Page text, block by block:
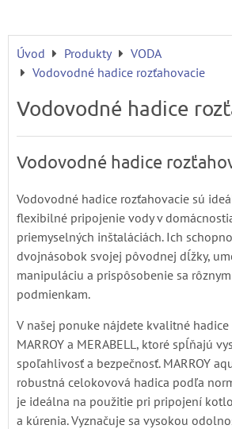
Úvod Produkty
VODA
Vodovodné hadice rozťahovacie
Vodovodné hadice
Vodovodné hadice
Vodovodné hadice rozťahovacie sú
flexibilné pripojenie vody v
priemyselných inštaláciách. Ich
dvojnásobok svojej pôvodnej dĺžky,
manipuláciu a prispôsobenie sa
podmienkam.
V našej ponuke nájdete kvalitné hadice
MARROY a MERABELL, ktoré spĺňajú
spoľahlivosť a bezpečnosť. MARROY
robustná celokovová hadica podľa
je ideálna na použitie pri pripojení
a kúrenia. Vyznačuje sa vysokou